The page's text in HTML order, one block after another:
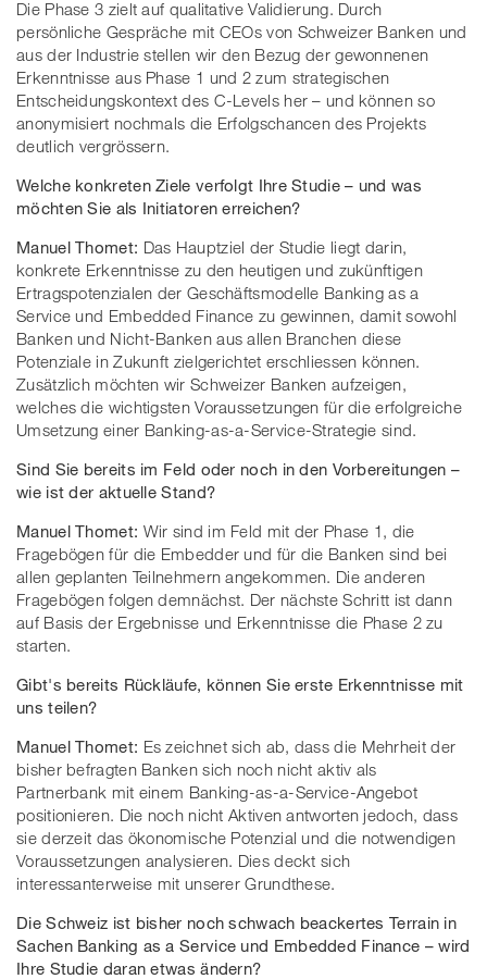
Die Phase 3 zielt auf qualitative Validierung. Durch
persönliche Gespräche mit CEOs von Schweizer Banken und
aus der Industrie stellen wir den Bezug der gewonnenen
Erkenntnisse aus Phase 1 und 2 zum strategischen
Entscheidungskontext des C-Levels her – und können so
anonymisiert nochmals die Erfolgschancen des Projekts
deutlich vergrössern.
Welche konkreten Ziele verfolgt Ihre Studie – und was
möchten Sie als Initiatoren erreichen?
Manuel Thomet: Das Hauptziel der Studie liegt darin,
konkrete Erkenntnisse zu den heutigen und zukünftigen
Ertragspotenzialen der Geschäftsmodelle Banking as a
Service und Embedded Finance zu gewinnen, damit sowohl
Banken und Nicht-Banken aus allen Branchen diese
Potenziale in Zukunft zielgerichtet erschliessen können.
Zusätzlich möchten wir Schweizer Banken aufzeigen,
welches die wichtigsten Voraussetzungen für die erfolgreiche
Umsetzung einer Banking-as-a-Service-Strategie sind.
Sind Sie bereits im Feld oder noch in den Vorbereitungen –
wie ist der aktuelle Stand?
Manuel Thomet: Wir sind im Feld mit der Phase 1, die
Fragebögen für die Embedder und für die Banken sind bei
allen geplanten Teilnehmern angekommen. Die anderen
Fragebögen folgen demnächst. Der nächste Schritt ist dann
auf Basis der Ergebnisse und Erkenntnisse die Phase 2 zu
starten.
Gibt's bereits Rückläufe, können Sie erste Erkenntnisse mit
uns teilen?
Manuel Thomet: Es zeichnet sich ab, dass die Mehrheit der
bisher befragten Banken sich noch nicht aktiv als
Partnerbank mit einem Banking-as-a-Service-Angebot
positionieren. Die noch nicht Aktiven antworten jedoch, dass
sie derzeit das ökonomische Potenzial und die notwendigen
Voraussetzungen analysieren. Dies deckt sich
interessanterweise mit unserer Grundthese.
Die Schweiz ist bisher noch schwach beackertes Terrain in
Sachen Banking as a Service und Embedded Finance – wird
Ihre Studie daran etwas ändern?